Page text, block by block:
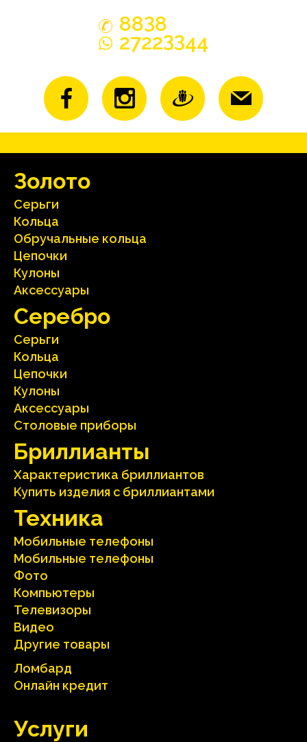
8838
27223344
Зoлoтo
Серьги
Кольца
Oбручальные кольца
Цепочки
Кулоны
Аксесcуары
Серебрo
Серьги
Кольца
Цепочки
Кулоны
Аксесcуары
Столовые приборы
Бриллианты
Характеристика бриллиантoв
Kупить изделия c бриллиантами
Техника
Мобильные телефоны
Мобильные телефоны
Фото
Компьютеры
Телевизоры
Видео
Другие товары
Ломбард
Онлайн кредит
Услуги